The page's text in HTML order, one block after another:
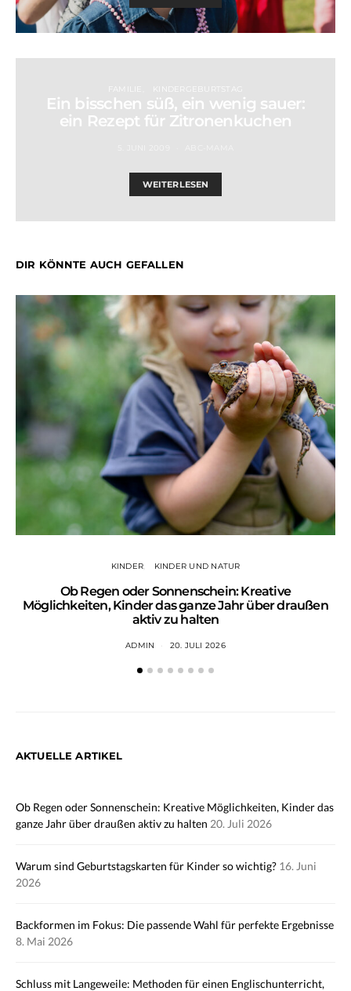
FAMILIE KINDERGEBURTSTAG
Ein bisschen süß, ein wenig sauer:
ein Rezept für Zitronenkuchen
WEITERLESEN
DIR KÖNNTE AUCH GEFALLEN
KINDER KINDER UND NATUR
Ob Regen oder Sonnenschein: Kreative
Möglichkeiten, Kinder das ganze Jahr über draußen
aktiv zu halten
ADMIN 20. JULI 2026
AKTUELLE ARTIKEL
Ob Regen oder Sonnenschein: Kreative Möglichkeiten, Kinder das
ganze Jahr über draußen aktiv zu halten 20. Juli 2026
Warum sind Geburtstagskarten für Kinder so wichtig? 16. Juni
2026
Backformen im Fokus: Die passende Wahl für perfekte Ergebnisse
8. Mai 2026
Schluss mit Langeweile: Methoden für einen Englischunterricht,